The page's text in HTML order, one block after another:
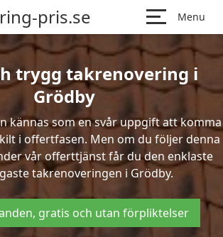
pris.se Menu
trygg takrenovering i
Grödby
kännas som en svår uppgift att komma
i offertfasen. Men om du följer denna
vår offerttjänst får du den enklaste
takrenoveringen i Grödby.
gratis och utan förpliktelser